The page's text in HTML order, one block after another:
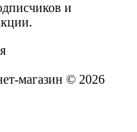
и
магазин © 2026